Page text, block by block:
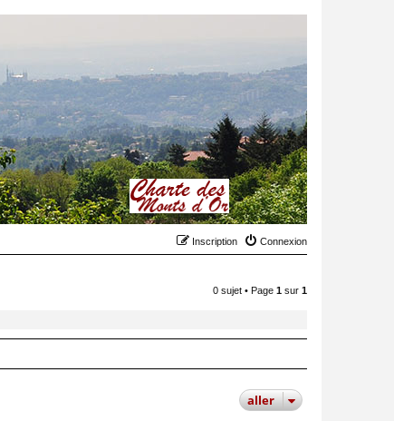
Connexion
Inscription
0 sujet • Page 1 sur 1
aller